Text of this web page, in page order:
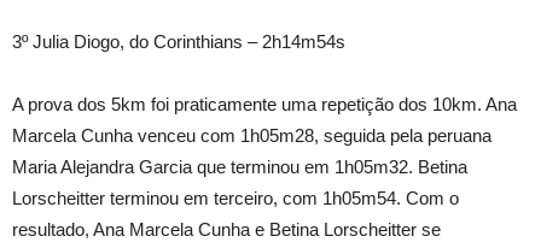
3º Julia Diogo, do Corinthians – 2h14m54s
A prova dos 5km foi praticamente uma repetição dos 10km. Ana
Marcela Cunha venceu com 1h05m28, seguida pela peruana
Maria Alejandra Garcia que terminou em 1h05m32. Betina
Lorscheitter terminou em terceiro, com 1h05m54. Com o
resultado, Ana Marcela Cunha e Betina Lorscheitter se